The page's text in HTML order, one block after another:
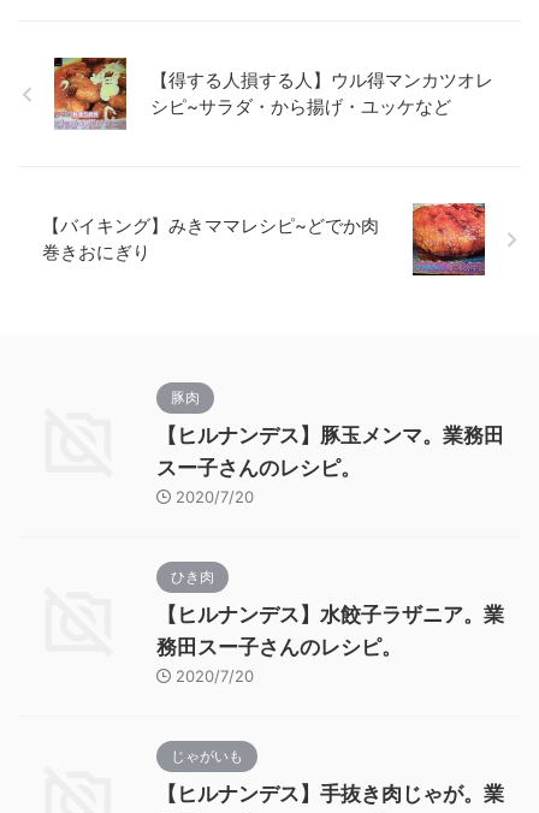
【得する人損する人】ウル得マンカツオレ
シピ~サラダ・から揚げ・ユッケなど
【バイキング】みきママレシピ~どでか肉
巻きおにぎり
豚肉
【ヒルナンデス】豚玉メンマ。業務田
スー子さんのレシピ。
2020/7/20
ひき肉
【ヒルナンデス】水餃子ラザニア。業
務田スー子さんのレシピ。
2020/7/20
じゃがいも
【ヒルナンデス】手抜き肉じゃが。業